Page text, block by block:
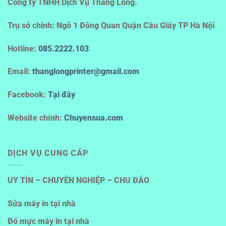
Công ty TNHH Dịch Vụ Thăng Long.
Trụ sở chinh: Ngõ 1 Đông Quan Quận Cầu Giấy TP Hà Nội
Hotline: 085.2222.103
Email: thanglongprinter@gmail.com
Facebook: Tại đây
Website chính: Chuyensua.com
DỊCH VỤ CUNG CẤP
UY TÍN – CHUYÊN NGHIỆP – CHU ĐÁO
Sửa máy in tại nhà
Đổ mực máy in tại nhà